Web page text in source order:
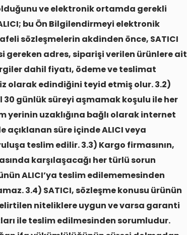
ve elektronik ortamda gerekli
bu Ön Bilgilendirmeyi elektronik
sözleşmelerin akdinden önce, SATICI
gereken adres, siparişi verilen ürünlere ait
dahil fiyatı, ödeme ve teslimat
olarak edindiğini teyid etmiş olur. 3.2)
30 günlük süreyi aşmamak koşulu ile her
yerinin uzaklığına bağlı olarak internet
açıklanan süre içinde ALICI veya
teslim edilir. 3.3) Kargo firmasının,
karşılaşacağı her türlü sorun
ALICI’ya teslim edilememesinden
3.4) SATICI, sözleşme konusu ürünün
niteliklere uygun ve varsa garanti
ile teslim edilmesinden sorumludur.